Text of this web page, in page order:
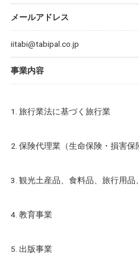
メールアドレス
iitabi@tabipal.co.jp
事業内容
1. 旅行業法に基づく旅行業
2. 保険代理業（生命保険・損害保
3. 観光土産品、食料品、旅行用
4. 教育事業
5. 出版事業